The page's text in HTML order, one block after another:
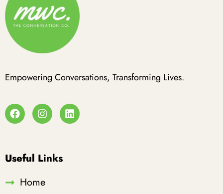
Empowering Conversations, Transforming Lives.
Useful Links
Home